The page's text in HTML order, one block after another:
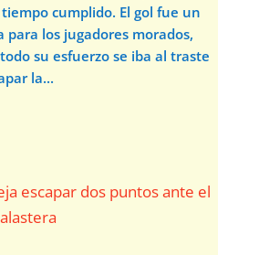
cumplido. El gol fue un
para los jugadores morados,
su esfuerzo se iba al traste
la...